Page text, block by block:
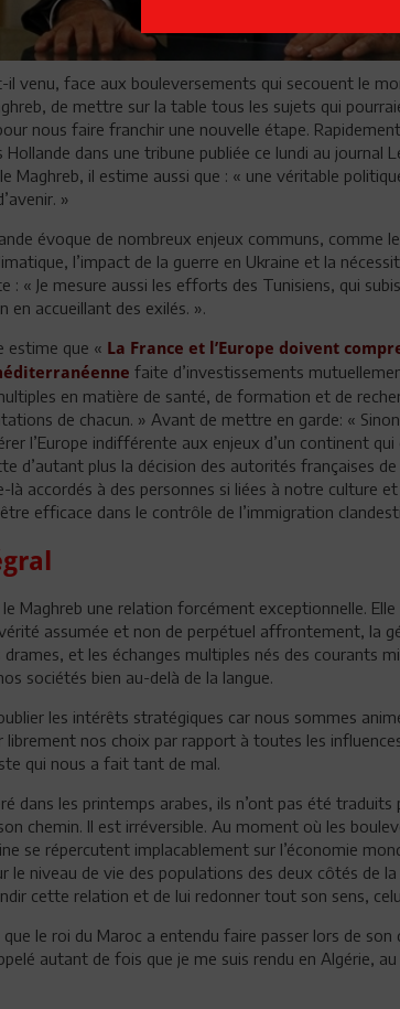
venu, face aux bouleversements qui secouent le
de mettre sur la table tous les sujets qui
nous faire franchir une nouvelle étape.
Hollande dans une tribune publiée ce lundi au journal
Maghreb, il estime aussi que : « une véritable
»
évoque de nombreux enjeux communs, comme
l’impact de la guerre en Ukraine et la
: « Je mesure aussi les efforts des Tunisiens, qui
en accueillant des exilés. ».
estime que « La France et l’Europe doivent
faite d’investissements
en matière de santé, de formation et de
de chacun. » Avant de mettre en garde: «
l’Europe indifférente aux enjeux d’un continent
d’autant plus la décision des autorités françaises
là accordés à des personnes si liées à notre culture
efficace dans le contrôle de l’immigration
Maghreb une relation forcément exceptionnelle.
assumée et non de perpétuel affrontement, la
drames, et les échanges multiples nés des courants
sociétés bien au-delà de la langue.
les intérêts stratégiques car nous sommes
librement nos choix par rapport à toutes les
qui nous a fait tant de mal.
dans les printemps arabes, ils n’ont pas été
chemin. Il est irréversible. Au moment où les
se répercutent implacablement sur l’économie
le niveau de vie des populations des deux côtés de
cette relation et de lui redonner tout son sens,
que le roi du Maroc a entendu faire passer lors de
autant de fois que je me suis rendu en Algérie,